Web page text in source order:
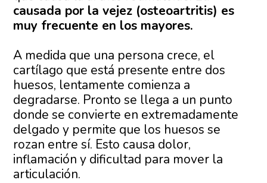
causada por la vejez (osteoartritis) es
muy frecuente en los mayores.
A medida que una persona crece, el
cartílago que está presente entre dos
huesos, lentamente comienza a
degradarse. Pronto se llega a un punto
donde se convierte en extremadamente
delgado y permite que los huesos se
rozan entre sí. Esto causa dolor,
inflamación y dificultad para mover la
articulación.